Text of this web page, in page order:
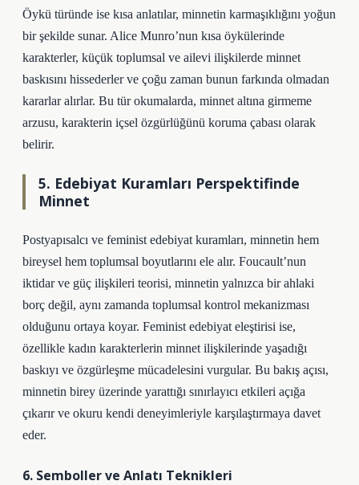
Öykü türünde ise kısa anlatılar, minnetin karmaşıklığını yoğun
bir şekilde sunar. Alice Munro’nun kısa öykülerinde
karakterler, küçük toplumsal ve ailevi ilişkilerde minnet
baskısını hissederler ve çoğu zaman bunun farkında olmadan
kararlar alırlar. Bu tür okumalarda, minnet altına girmeme
arzusu, karakterin içsel özgürlüğünü koruma çabası olarak
belirir.
5. Edebiyat Kuramları Perspektifinde
Minnet
Postyapısalcı ve feminist edebiyat kuramları, minnetin hem
bireysel hem toplumsal boyutlarını ele alır. Foucault’nun
iktidar ve güç ilişkileri teorisi, minnetin yalnızca bir ahlaki
borç değil, aynı zamanda toplumsal kontrol mekanizması
olduğunu ortaya koyar. Feminist edebiyat eleştirisi ise,
özellikle kadın karakterlerin minnet ilişkilerinde yaşadığı
baskıyı ve özgürleşme mücadelesini vurgular. Bu bakış açısı,
minnetin birey üzerinde yarattığı sınırlayıcı etkileri açığa
çıkarır ve okuru kendi deneyimleriyle karşılaştırmaya davet
eder.
6. Semboller ve Anlatı Teknikleri